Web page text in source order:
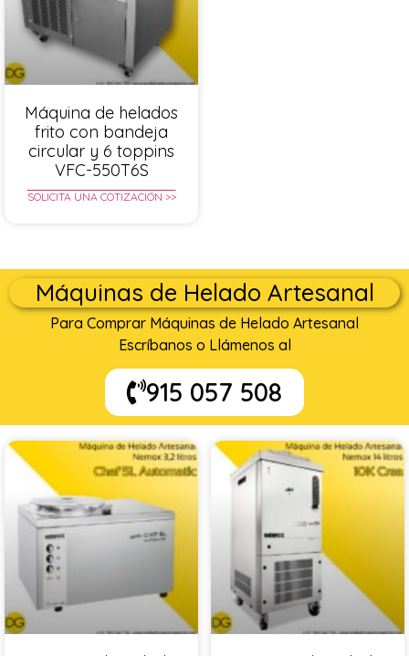
Máquina de helados
frito con bandeja
circular y 6 toppins
VFC-550T6S
SOLICITA UNA COTIZACIÓN >>
Máquinas de Helado Artesanal
Para Comprar Máquinas de Helado Artesanal
Escríbanos o Llámenos al
915 057 508